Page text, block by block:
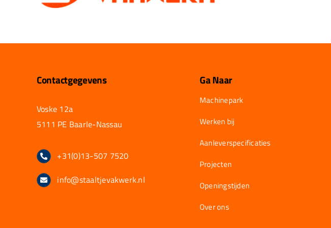
Contactgegevens
Voske 12a
5111 PE Baarle-Nassau
+31(0)13-507 7520
info@staaltjevakwerk.nl
Ga Naar
Machinepark
Werken bij
Aanleverspecificaties
Projecten
Openingstijden
Over ons